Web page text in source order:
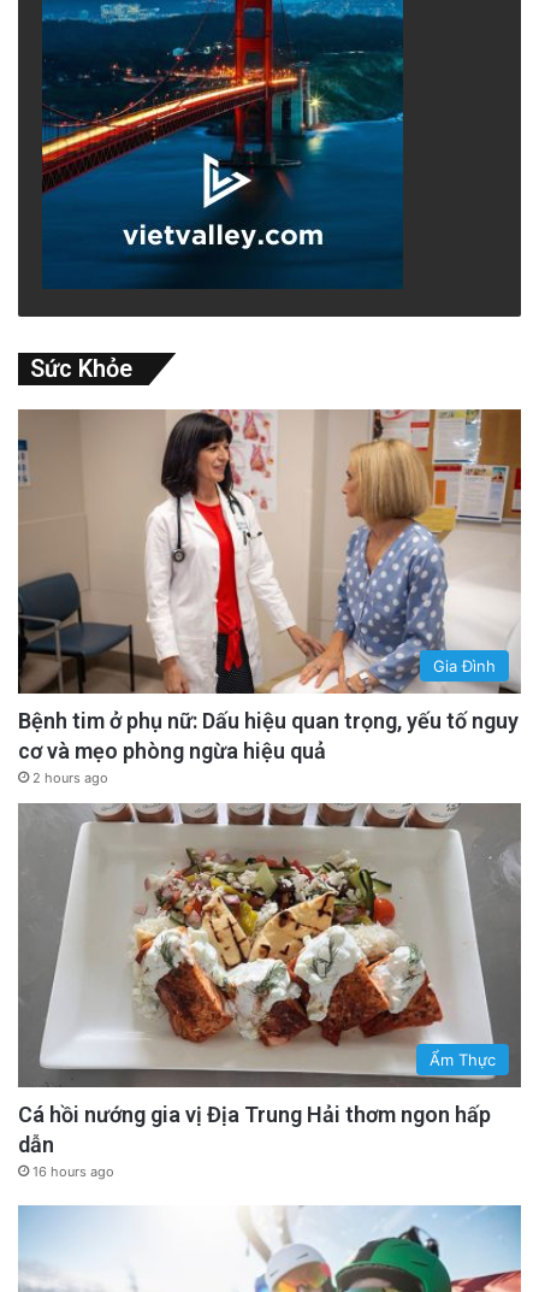
Sức Khỏe
Gia Đình
Bệnh tim ở phụ nữ: Dấu hiệu quan trọng, yếu tố nguy
cơ và mẹo phòng ngừa hiệu quả
2 hours ago
Ẩm Thực
Cá hồi nướng gia vị Địa Trung Hải thơm ngon hấp
dẫn
16 hours ago